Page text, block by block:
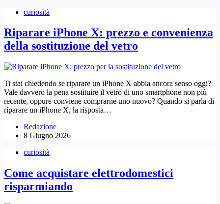
curiosità
Riparare iPhone X: prezzo e convenienza
della sostituzione del vetro
Ti stai chiedendo se riparare un iPhone X abbia ancora senso oggi?
Vale davvero la pena sostituire il vetro di uno smartphone non più
recente, oppure conviene comprarne uno nuovo? Quando si parla di
riparare un iPhone X, la risposta…
Redazione
8 Giugno 2026
curiosità
Come acquistare elettrodomestici
risparmiando